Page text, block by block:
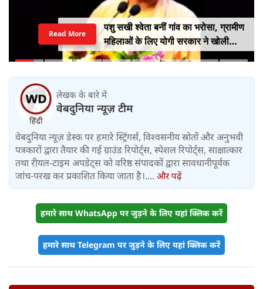
पशु सखी श्वेता बनीं गांव का भरोसा, ग्रामीण
महिलाओं के लिए योगी सरकार ने खोली
आत्मनिर्भरता की राह
Read More
लेखक के बारे में
वेबदुनिया न्यूज़ टीम
वेबदुनिया न्यूज़ डेस्क पर हमारे स्ट्रिंगर्स, विश्वसनीय स्रोतों और अनुभवी
पत्रकारों द्वारा तैयार की गई ग्राउंड रिपोर्ट्स, स्पेशल रिपोर्ट्स, साक्षात्कार
तथा रीयल-टाइम अपडेट्स को वरिष्ठ संपादकों द्वारा सावधानीपूर्वक
जांच-परख कर प्रकाशित किया जाता है।.... और पढ़ें
हमारे साथ WhatsApp पर जुड़ने के लिए यहां क्लिक करें
हमारे साथ Telegram पर जुड़ने के लिए यहां क्लिक करें